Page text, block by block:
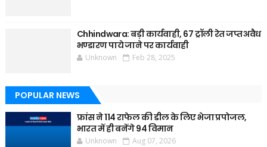
Chhindwara: बड़ी कार्यवाही, 67 ट्रॉली रेत जप्त अवैध
भण्डारण पाये जाने पर कार्यवाही
Unknown Feb 28, 2025
POPULAR NEWS
फ्रांस ने 114 राफेल की डील के लिए भेजा प्रपोजल,
भारत में ही बनेंगे 94 विमान
Unknown Aug 07, 2026